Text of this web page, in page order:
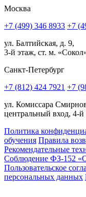
Москва
+7 (499) 346 8933 +7
ул. Балтийская, д. 9,
3-й этаж, ст. м.
Санкт-Петербург
+7 (812) 424 7921 +7
ул. Комиссара
центральный вход, 4-й
Политика
обучения Правила
Рекомендательные
Соблюдение ФЗ-152
Пользовательское
персональных данных